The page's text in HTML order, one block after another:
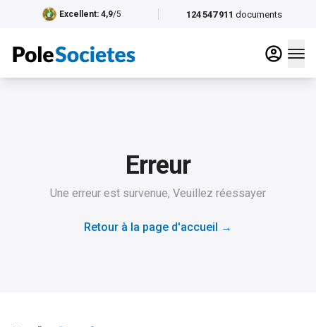
124 547 911 documents
Excellent: 4,9/5
Erreur
Une erreur est survenue, Veuillez réessayer
Retour à la page d'accueil →